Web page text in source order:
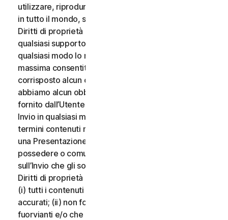
utilizzare, riprodurre, copiare e tradurre il proprio Invio
in tutto il mondo, secondo i termini di protezione dei
Diritti di proprietà intellettuale, in qualsiasi forma e su
qualsiasi supporto, senza alcuna restrizione e in
qualsiasi modo lo riteniamo opportuno, nella misura
massima consentita dalla legge applicabile. Non sarà
corrisposto alcun compenso per l’uso dell’Invio. Non
abbiamo alcun obbligo di pubblicare o utilizzare l’Invio
fornito dall’Utente e possiamo rimuovere qualsiasi
Invio in qualsiasi momento, in particolare se viola i
termini contenuti nel presente documento. Fornendo
una Presentazione, l’Utente dichiara e garantisce di
possedere o comunque controllare tutti i diritti
sull’Invio che gli sono necessari per fornirlo, inclusi i
Diritti di proprietà intellettuale. L’Utente accetta che:
(i) tutti i contenuti dei propri Invii devono essere
accurati; (ii) non fornirà Invii ritenuti falsi, inesatti o
fuorvianti e/o che possano essere ragionevolmente